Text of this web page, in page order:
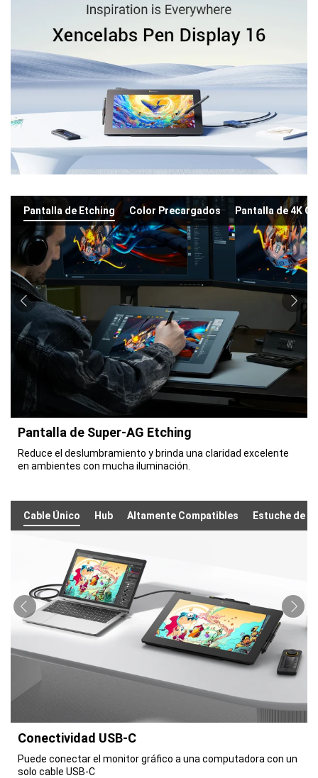
Pantalla de Etching Color Precargados Pantalla de 4K
Pantalla de Super-AG Etching
Reduce el deslumbramiento y brinda una claridad excelente
en ambientes con mucha iluminación.
Cable Único Hub Altamente Compatibles Estuche de
Conectividad USB-C
Puede conectar el monitor gráfico a una computadora con un
solo cable USB-C